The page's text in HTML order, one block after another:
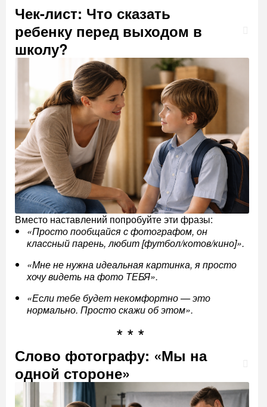
Чек-лист: Что сказать
ребенку перед выходом в
школу?
Вместо наставлений попробуйте эти фразы:
«Просто пообщайся с фотографом, он
классный парень, любит [футбол/котов/кино]».
«Мне не нужна идеальная картинка, я просто
хочу видеть на фото ТЕБЯ».
«Если тебе будет некомфортно — это
нормально. Просто скажи об этом».
Слово фотографу: «Мы на
одной стороне»